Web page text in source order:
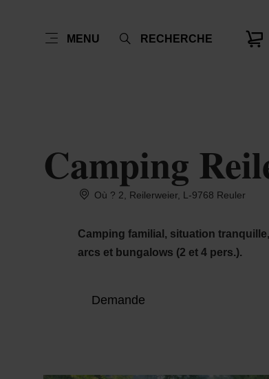
MENU RECHERCHE
Camping
Où ? 2, Reilerweier, L-9768 Reuler
Camping familial, situation
arcs et bungalows (2 et 4 pers.).
Demande